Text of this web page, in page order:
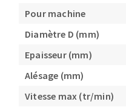
Pour machine
Diamètre D (mm)
Epaisseur (mm)
Alésage (mm)
Vitesse max (tr/min)